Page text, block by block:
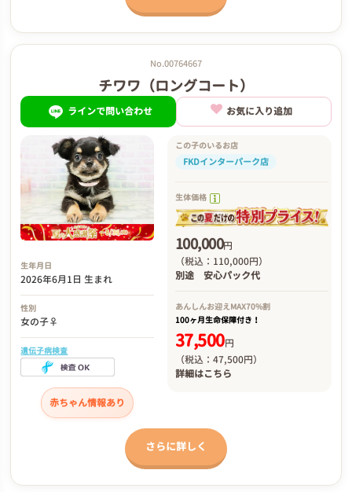
No.00764667
チワワ（ロングコート）
ラインで問い合わせ お気に入り追加
生年月日
2026年6月1日 生まれ
性別
女の子♀
遺伝子病検査
赤ちゃん情報あり
この子のいるお店
FKDインターパーク店
生体価格
100,000円
（税込：110,000円）
別途 安心パック代
あんしんお迎えMAX70%割
100ヶ月生命保障付き！
37,500円
（税込：47,500円）
詳細はこちら
さらに詳しく